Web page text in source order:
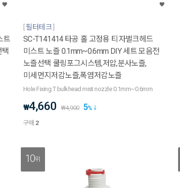
트
필터테크
SC-T141414 타공 홀 고정용 티자벌크헤드
미스트 노즐 0.1mm~0.6mm DIY 세트 모음전
노즐선택 쿨링포그시스템,저압,분사노즐,
미세먼지저감노즐,폭염저감노즐
Hole Fixing T bulkhead mist nozzle 0.1mm~0.6mm
₩4,660 ₩4,900 5%
구매 2
10위